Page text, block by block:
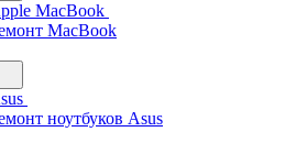
MacBook
MacBook
ноутбуков Asus